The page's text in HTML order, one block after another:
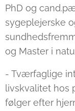
PhD og
sygeplejerske
og Master i
- Tværfaglige
livskvalitet hos
følger efter